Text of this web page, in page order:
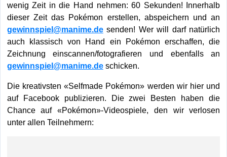
wenig Zeit in die Hand nehmen: 60 Sekunden! Innerhalb
dieser Zeit das Pokémon erstellen, abspeichern und an
gewinnspiel@manime.desenden! Wer will darf natürlich
auch klassisch von Hand ein Pokémon erschaffen, die
Zeichnung einscannen/fotografieren und ebenfalls an
gewinnspiel@manime.deschicken.
Die kreativsten «Selfmade Pokémon» werden wir hier und
auf Facebook publizieren. Die zwei Besten haben die
Chance auf «Pokémon»-Videospiele, den wir verlosen
unter allen Teilnehmern: